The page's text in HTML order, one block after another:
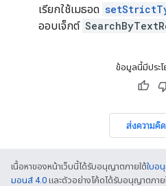
เรียกใช้เมธอด
ออบเจ็กต์
ข้อมูลนี้มีประโ
ส่งความคิ
เนื้อหาของหน้าเว็บนี้ได้รับอนุญาตภายใต้ใบอ
มอนส์ 4.0 และตัวอย่างโค้ดได้รับอนุญาตภาย